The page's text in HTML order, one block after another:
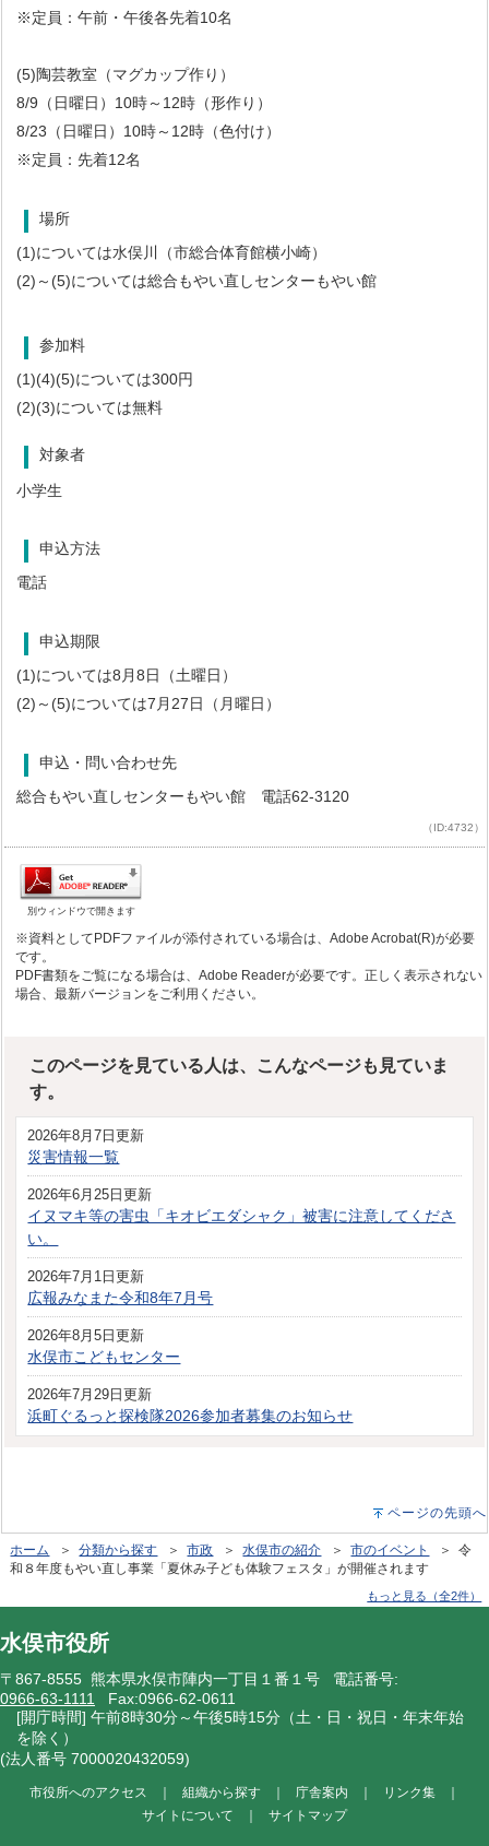
※定員：午前・午後各先着10名
(5)陶芸教室（マグカップ作り）
8/9（日曜日）10時～12時（形作り）
8/23（日曜日）10時～12時（色付け）
※定員：先着12名
場所
(1)については水俣川（市総合体育館横小崎）
(2)～(5)については総合もやい直しセンターもやい館
参加料
(1)(4)(5)については300円
(2)(3)については無料
対象者
小学生
申込方法
電話
申込期限
(1)については8月8日（土曜日）
(2)～(5)については7月27日（月曜日）
申込・問い合わせ先
総合もやい直しセンターもやい館 電話62-3120
（ID:4732）
別ウィンドウで開きます
※資料としてPDFファイルが添付されている場合は、Adobe Acrobat(R)が必要
です。
PDF書類をご覧になる場合は、Adobe Readerが必要です。正しく表示されない
場合、最新バージョンをご利用ください。
このページを見ている人は、こんなページも見ていま
す。
2026年8月7日更新
災害情報一覧
2026年6月25日更新
イヌマキ等の害虫「キオビエダシャク」被害に注意してくださ
い。
2026年7月1日更新
広報みなまた令和8年7月号
2026年8月5日更新
水俣市こどもセンター
2026年7月29日更新
浜町ぐるっと探検隊2026参加者募集のお知らせ
ページの先頭へ
ホーム ＞分類から探す ＞市政 ＞水俣市の紹介 ＞市のイベント
＞ 令
和８年度もやい直し事業「夏休み子ども体験フェスタ」が開催されます
もっと見る（全2件）
水俣市役所
〒867-8555 熊本県水俣市陣内一丁目１番１号 電話番号:
0966-63-1111 Fax:0966-62-0611
[開庁時間] 午前8時30分～午後5時15分（土・日・祝日・年末年始
を除く）
(法人番号 7000020432059)
市役所へのアクセス 組織から探す 庁舎案内 リンク集
サイトについて
サイトマップ